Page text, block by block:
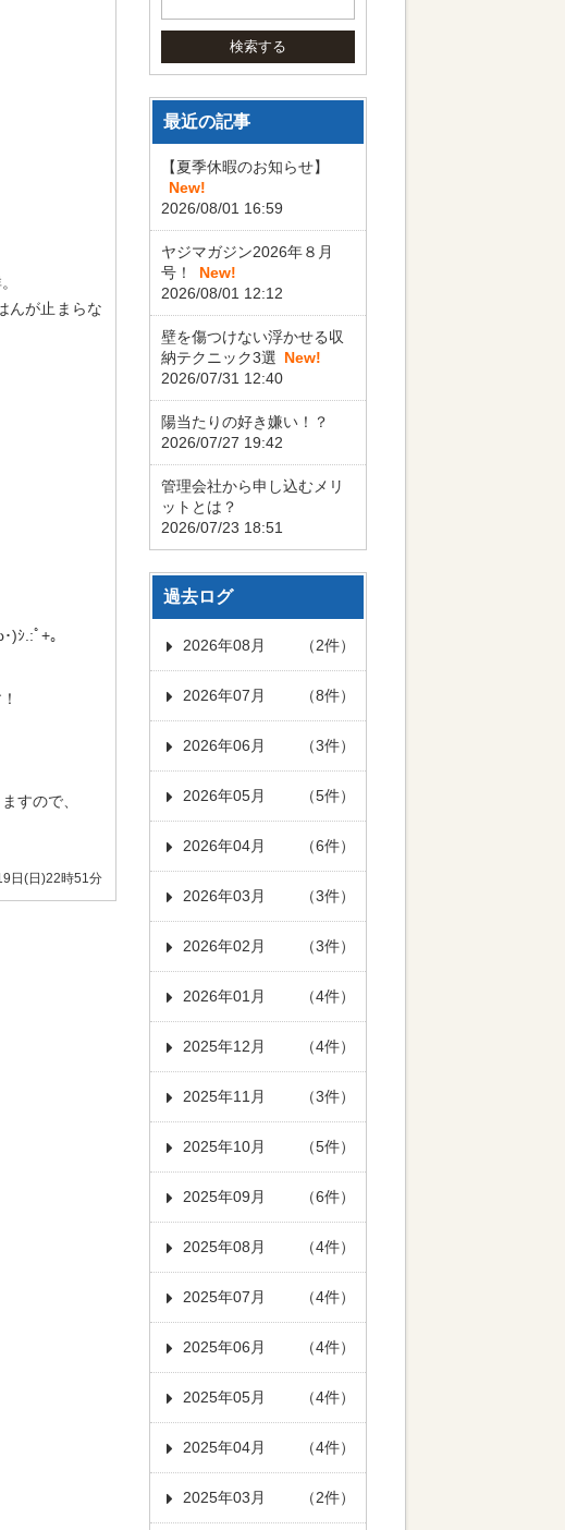
んが止まらな
)ｼ.:ﾟ+｡
すので、
日(日)22時51分
最近の記事
【夏季休暇のお知らせ】
New!
2026/08/01 16:59
ヤジマガジン2026年８月
号！
New!
2026/08/01 12:12
壁を傷つけない浮かせる収
納テクニック3選 New!
2026/07/31 12:40
陽当たりの好き嫌い！？
2026/07/27 19:42
管理会社から申し込むメリ
ットとは？
2026/07/23 18:51
過去ログ
2026年08月 （2件）
2026年07月 （8件）
2026年06月 （3件）
2026年05月 （5件）
2026年04月 （6件）
2026年03月 （3件）
2026年02月 （3件）
2026年01月 （4件）
2025年12月 （4件）
2025年11月 （3件）
2025年10月 （5件）
2025年09月 （6件）
2025年08月 （4件）
2025年07月 （4件）
2025年06月 （4件）
2025年05月 （4件）
2025年04月 （4件）
2025年03月 （2件）